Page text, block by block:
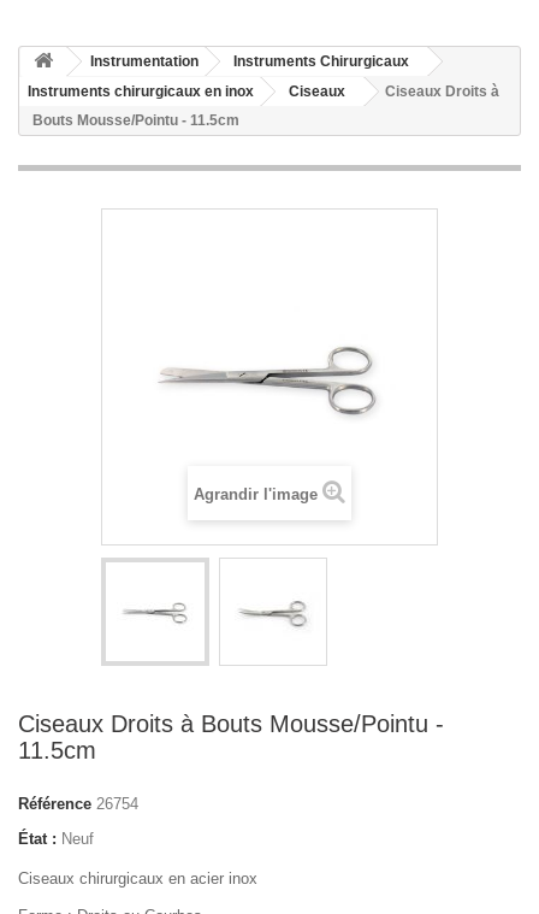
Instrumentation
Instruments Chirurgicaux
Instruments chirurgicaux en inox
Ciseaux
Ciseaux Droits à
Bouts Mousse/Pointu - 11.5cm
Agrandir l'image
Ciseaux Droits à Bouts Mousse/Pointu -
11.5cm
Référence 26754
État : Neuf
Ciseaux chirurgicaux en acier inox